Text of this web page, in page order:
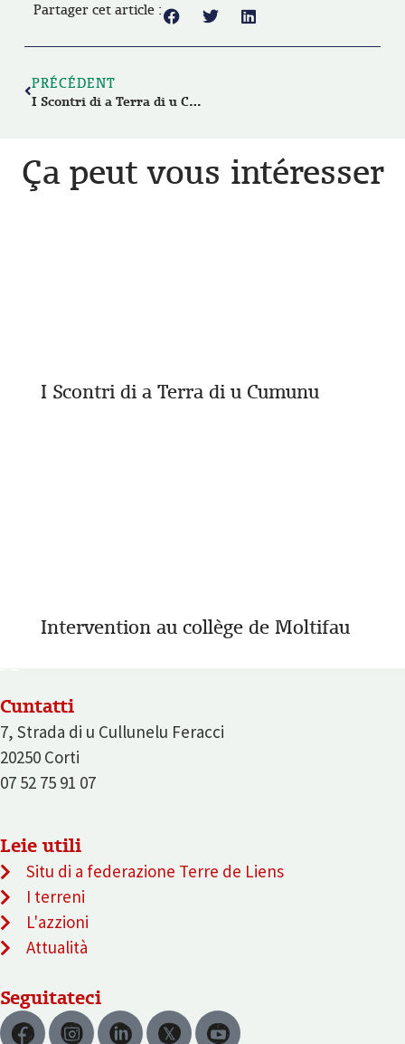
Partager cet article :
PRÉCÉDENT
I Scontri di a Terra di u Cumunu
Ça peut vous intéresser
I Scontri di a Terra di u Cumunu
Intervention au collège de Moltifau
Cuntatti
7, Strada di u Cullunelu Feracci
20250 Corti
07 52 75 91 07
Leie utili
Situ di a federazione Terre de Liens
I terreni
L'azzioni
Attualità
Seguitateci